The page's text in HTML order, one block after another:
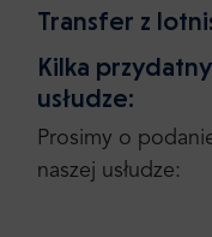
Transfer z
Kilka
usłudze:
Prosimy o
naszej usłudze: